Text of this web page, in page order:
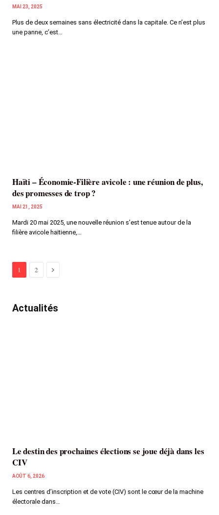
MAI 23, 2025
Plus de deux semaines sans électricité dans la capitale. Ce n’est plus
une panne, c’est…
Haïti – Économie-Filière avicole : une réunion de plus,
des promesses de trop ?
MAI 21, 2025
Mardi 20 mai 2025, une nouvelle réunion s’est tenue autour de la
filière avicole haïtienne,…
1 2 Next
Actualités
Le destin des prochaines élections se joue déjà dans les
CIV
AOÛT 6, 2026
Les centres d’inscription et de vote (CIV) sont le cœur de la machine
électorale dans…